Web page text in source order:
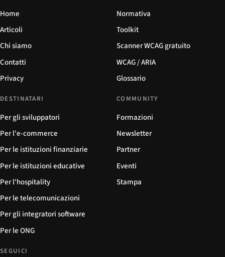
Home
Articoli
Chi siamo
Contatti
Privacy
Normativa
Toolkit
Scanner WCAG gratuito
WCAG / ARIA
Glossario
DESTINATARI
Per gli sviluppatori
Per l'e-commerce
Per le istituzioni finanziarie
Per le istituzioni educative
Per l'hospitality
Per le telecomunicazioni
Per gli integratori software
Per le ONG
COMMUNITY
Formazioni
Newsletter
Partner
Eventi
Stampa
SEGUICI